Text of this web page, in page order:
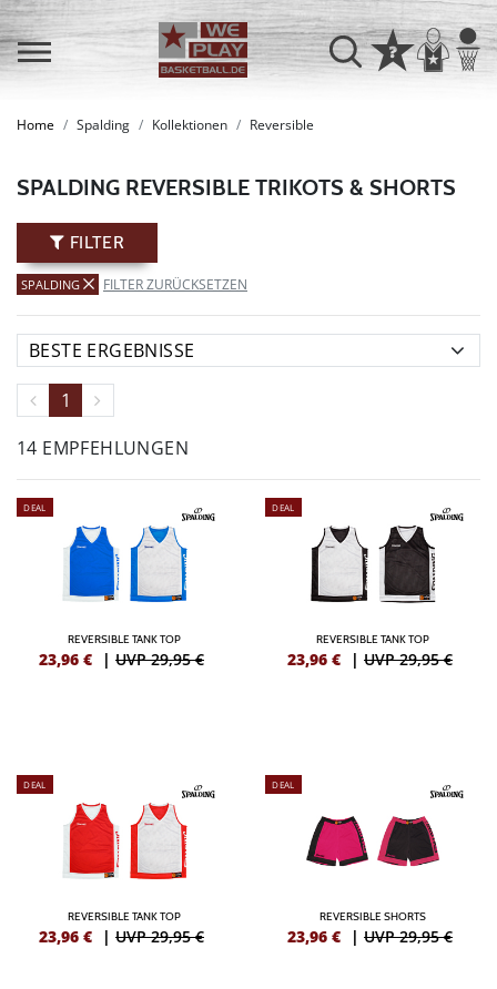
Home Spalding Kollektionen Reversible
SPALDING REVERSIBLE TRIKOTS & SHORTS
FILTER
SPALDING FILTER ZURÜCKSETZEN
1
14 EMPFEHLUNGEN
DEAL
REVERSIBLE TANK TOP
23,96 € | UVP 29,95 €
DEAL
REVERSIBLE TANK TOP
23,96 € | UVP 29,95 €
DEAL
REVERSIBLE TANK TOP
23,96 € | UVP 29,95 €
DEAL
REVERSIBLE SHORTS
23,96 € | UVP 29,95 €